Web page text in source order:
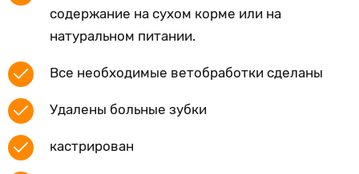
содержание на сухом корме или на
натуральном питании.
Все необходимые ветобработки сделаны
Удалены больные зубки
кастрирован